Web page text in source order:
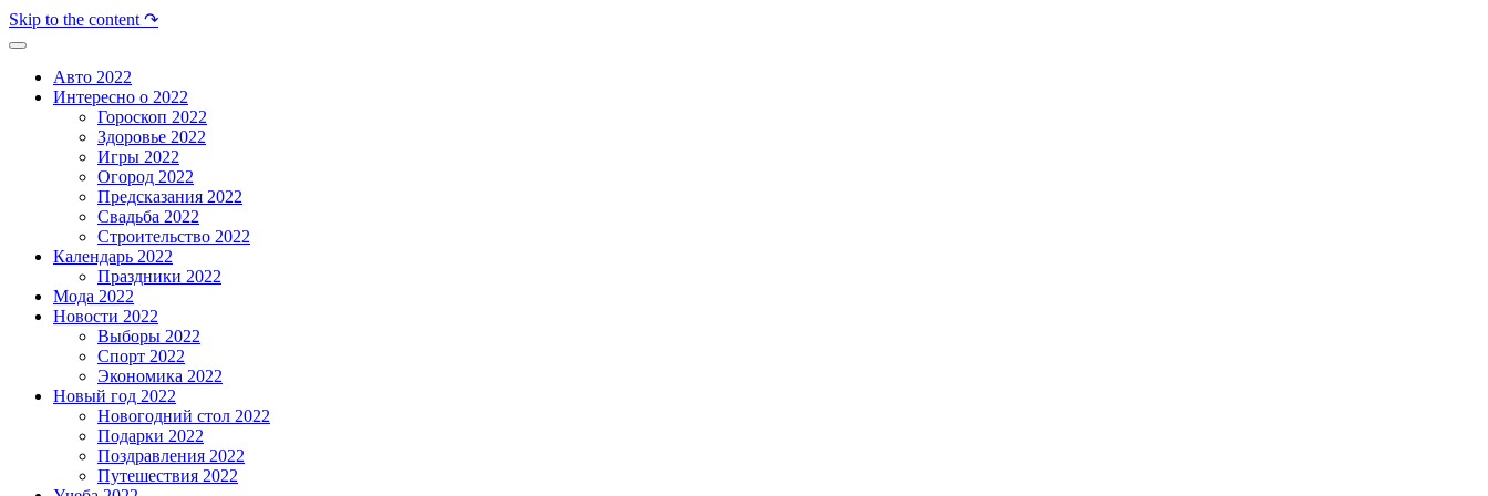
Skip to the content ↷
Авто 2022
Интересно о 2022
Гороскоп 2022
Здоровье 2022
Игры 2022
Огород 2022
Предсказания 2022
Свадьба 2022
Строительство 2022
Календарь 2022
Праздники 2022
Мода 2022
Новости 2022
Выборы 2022
Спорт 2022
Экономика 2022
Новый год 2022
Новогодний стол 2022
Подарки 2022
Поздравления 2022
Путешествия 2022